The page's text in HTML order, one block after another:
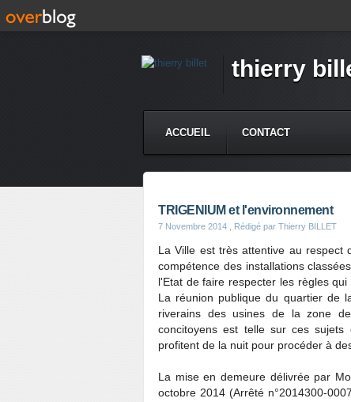
thierry
ACCUEIL CONTACT
TRIGENIUM et l'environnement
7 Novembre 2014 , Rédigé par Thierry BILLET
La Ville est très attentive au respect
compétence des installations
l'Etat de faire respecter les règles
La réunion publique du quartier de
riverains des usines de la zone
concitoyens est telle sur ces
profitent de la nuit pour procéder à
La mise en demeure délivrée par
octobre 2014 (Arrêté n°2014300-